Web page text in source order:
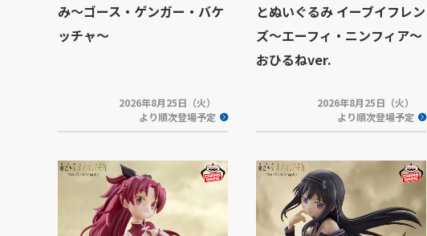
み～ゴース・ゲンガー・バケ
ッチャ～
2026年8月25日（火）
より順次登場予定
とぬいぐるみ イーブイフレン
ズ～エーフィ・ニンフィア～
おひるねver.
2026年8月25日（火）
より順次登場予定